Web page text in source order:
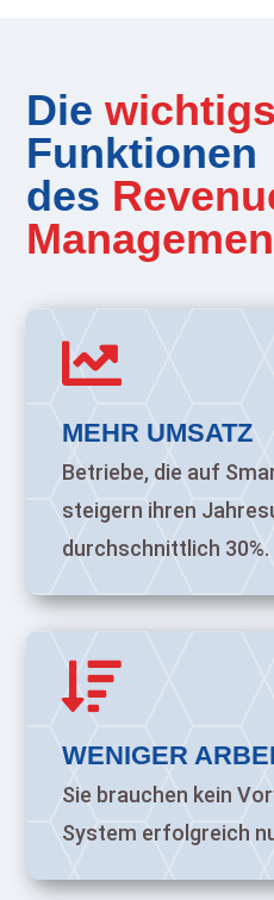
Die
Funktionen
des

MEHR UMSATZ
Betriebe, die auf
steigern ihren
durchschnittlich 30%.

WENIGER
Sie brauchen kein
System erfolgreich